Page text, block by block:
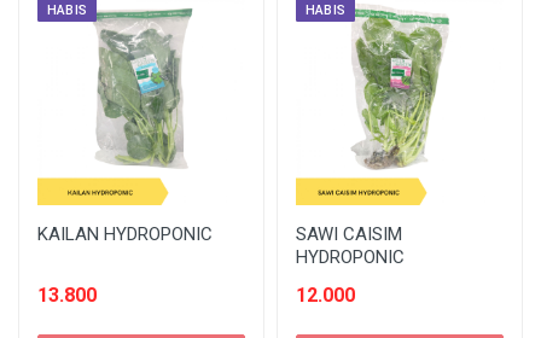
HABIS
KAILAN HYDROPONIC
13.800
HABIS
SAWI CAISIM
HYDROPONIC
12.000